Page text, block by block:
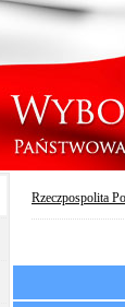
Rzeczpospolita